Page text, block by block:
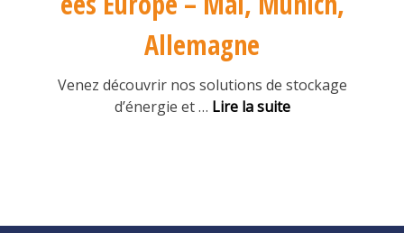
Allemagne
Venez découvrir nos solutions de stockage
d’énergie et… Lire la suite